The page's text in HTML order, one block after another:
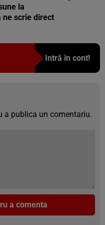
la
ne scrie direct
Intră în cont!
a publica un comentariu.
a comenta